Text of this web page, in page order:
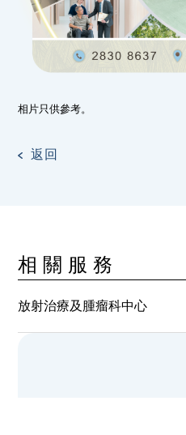
相片只供參考。
返回
相關服務
放射治療及腫瘤科中心